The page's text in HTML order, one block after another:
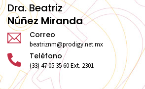
Dra. Beatriz
Núñez Miranda
Correo
beatriznm@prodigy.net.mx
Teléfono
(33) 47 05 35 60 Ext. 2301